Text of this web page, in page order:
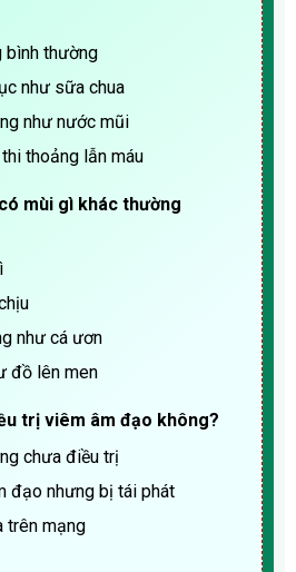
bình thường
như sữa chua
như nước mũi
thoảng lẫn máu
mùi gì khác thường
như cá ươn
đồ lên men
trị viêm âm đạo không?
chưa điều trị
đạo nhưng bị tái phát
trên mạng